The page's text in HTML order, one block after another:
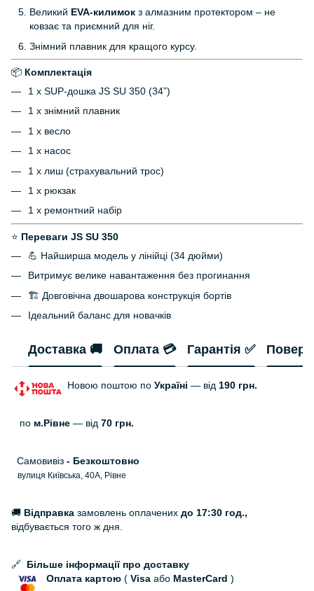
Великий EVA-килимок з алмазним протектором – не
ковзає та приємний для ніг.
Знімний плавник для кращого курсу.
📦 Комплектація
1 х SUP-дошка JS SU 350 (34”)
1 х знімний плавник
1 х весло
1 х насос
1 х лиш (страхувальний трос)
1 х рюкзак
1 х ремонтний набір
⭐ Переваги JS SU 350
💪 Найширша модель у лінійці (34 дюйми)
Витримує велике навантаження без прогинання
🏗 Довговічна двошарова конструкція бортів
Ідеальний баланс для новачків
Доставка 🚚 Оплата 💳 Гарантія ✅
Новою поштою по Україні — від 190 грн.
по м.Рівне — від 70 грн.
Самовивіз - Безкоштовно
вулиця Київська, 40А, Рівне
🚚 Відправка замовлень оплачених до 17:30 год.,
відбувається того ж дня.
🔗 Більше інформації про доставку
Оплата картою ( Visa або MasterCard )